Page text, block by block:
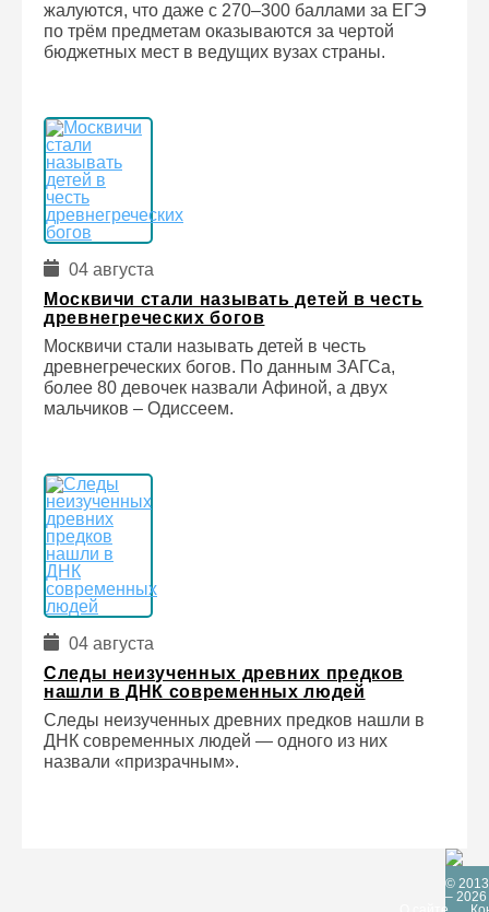
жалуются, что даже с 270–300 баллами за ЕГЭ
по трём предметам оказываются за чертой
бюджетных мест в ведущих вузах страны.
04 августа
Москвичи стали называть детей в честь
древнегреческих богов
Москвичи стали называть детей в честь
древнегреческих богов. По данным ЗАГСа,
более 80 девочек назвали Афиной, а двух
мальчиков – Одиссеем.
04 августа
Следы неизученных древних предков
нашли в ДНК современных людей
Следы неизученных древних предков нашли в
ДНК современных людей — одного из них
назвали «призрачным».
© 2013
– 2026